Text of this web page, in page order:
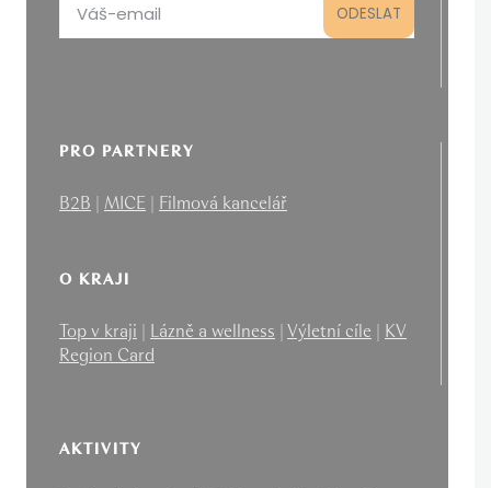
PRO PARTNERY
B2B | MICE | Filmová kancelář
O KRAJI
Top v kraji | Lázně a wellness | Výletní cíle | KV
Region Card
AKTIVITY